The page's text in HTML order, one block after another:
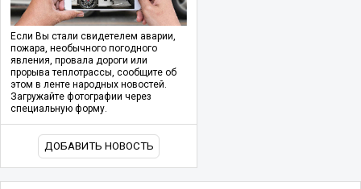
Если Вы стали свидетелем аварии,
пожара, необычного погодного
явления, провала дороги или
прорыва теплотрассы, сообщите об
этом в ленте народных новостей.
Загружайте фотографии через
специальную форму.
ДОБАВИТЬ НОВОСТЬ